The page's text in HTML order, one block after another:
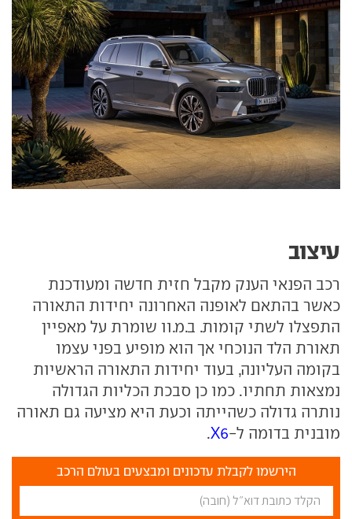
עיצוב
רכב הפנאי הענק מקבל חזית חדשה ומעודכנת
כאשר בהתאם לאופנה האחרונה יחידות התאורה
התפצלו לשתי קומות. ב.מ.וו שומרת על מאפיין
תאורת הלד הנוכחי אך הוא מופיע בפני עצמו
בקומה העליונה, בעוד יחידות התאורה הראשיות
נמצאות תחתיו. כמו כן סבכת הכליות הגדולה
נותרה גדולה כשהייתה וכעת היא מציעה גם תאורה
מובנית בדומה ל-X6
.
הירשמו לקבלת עדכונים ומבצעים בעולם הרכב